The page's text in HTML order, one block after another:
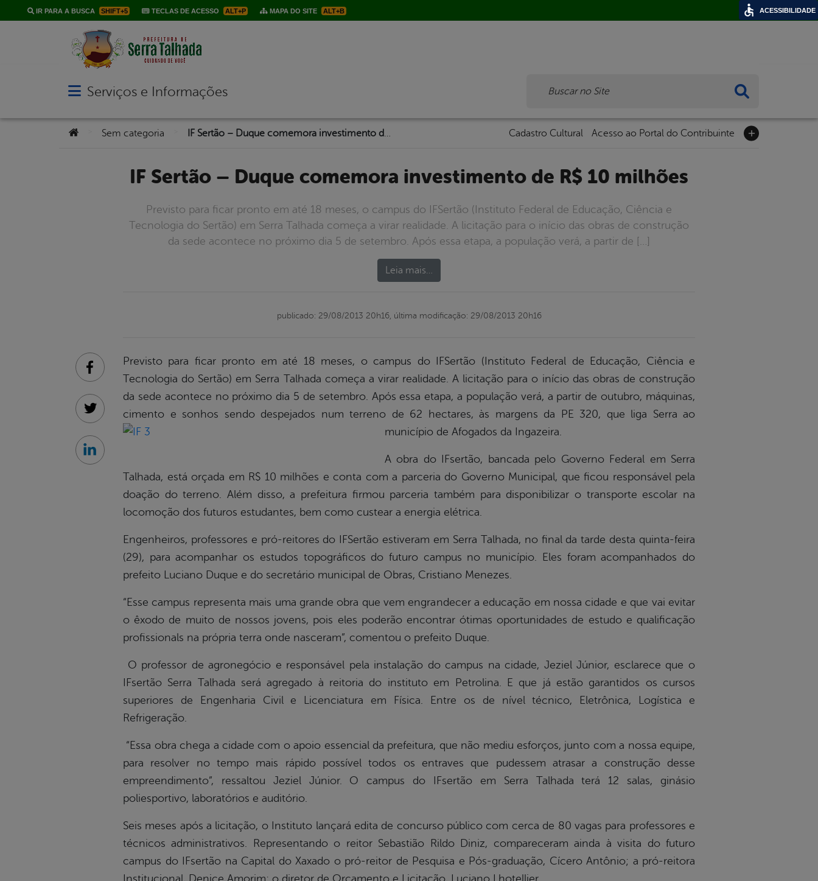
IR PARA A BUSCA SHIFT+5 TECLAS DE ACESSO ALT+P MAPA DO SITE ALT+B
Abrir menu principal de navegação
Serviços e Informações
Você está aqui:Sem categoria Cadastro Cultural Acesso ao Portal do Contribuinte
IF Sertão – Duque comemora investimento de R$ 10 milhões
Previsto para ficar pronto em até 18 meses, o campus do IFSertão (Instituto Federal de Educação, Ciência e
Tecnologia do Sertão) em Serra Talhada começa a virar realidade. A licitação para o início das obras de construção
da sede acontece no próximo dia 5 de setembro. Após essa etapa, a população verá, a partir de […]
Leia mais…
publicado: 29/08/2013 20h16, última modificação: 29/08/2013 20h16
Previsto para ficar pronto em até 18 meses, o campus do IFSertão (Instituto Federal de Educação, Ciência e
Tecnologia do Sertão) em Serra Talhada começa a virar realidade. A licitação para o início das obras de construção
da sede acontece no próximo dia 5 de setembro. Após essa etapa, a população verá, a partir de outubro, máquinas,
cimento e sonhos sendo despejados num terreno de 62 hectares, às margens da PE 320, que liga Serra ao
município de Afogados da Ingazeira.
A obra do IFsertão, bancada pelo Governo Federal em Serra
Talhada, está orçada em R$ 10 milhões e conta com a parceria do Governo Municipal, que ficou responsável pela
doação do terreno. Além disso, a prefeitura firmou parceria também para disponibilizar o transporte escolar na
locomoção dos futuros estudantes, bem como custear a energia elétrica.
Engenheiros, professores e pró-reitores do IFSertão estiveram em Serra Talhada, no final da tarde desta quinta-feira
(29), para acompanhar os estudos topográficos do futuro campus no município. Eles foram acompanhados do
prefeito Luciano Duque e do secretário municipal de Obras, Cristiano Menezes.
“Esse campus representa mais uma grande obra que vem engrandecer a educação em nossa cidade e que vai evitar
o êxodo de muito de nossos jovens, pois eles poderão encontrar ótimas oportunidades de estudo e qualificação
profissionals na própria terra onde nasceram”, comentou o prefeito Duque.
O professor de agronegócio e responsável pela instalação do campus na cidade, Jeziel Júnior, esclarece que o
IFsertão Serra Talhada será agregado à reitoria do instituto em Petrolina. E que já estão garantidos os cursos
superiores de Engenharia Civil e Licenciatura em Física. Entre os de nível técnico, Eletrônica, Logística e
Refrigeração.
“Essa obra chega a cidade com o apoio essencial da prefeitura, que não mediu esforços, junto com a nossa equipe,
para resolver no tempo mais rápido possível todos os entraves que pudessem atrasar a construção desse
empreendimento”, ressaltou Jeziel Júnior. O campus do IFsertão em Serra Talhada terá 12 salas, ginásio
poliesportivo, laboratórios e auditório.
Seis meses após a licitação, o Instituto lançará edita de concurso público com cerca de 80 vagas para professores e
técnicos administrativos. Representando o reitor Sebastião Rildo Diniz, compareceram ainda à visita do futuro
campus do IFsertão na Capital do Xaxado o pró-reitor de Pesquisa e Pós-graduação, Cícero Antônio; a pró-reitora
Facebook
Twitter
Linkedin
ACESSIBILIDADE